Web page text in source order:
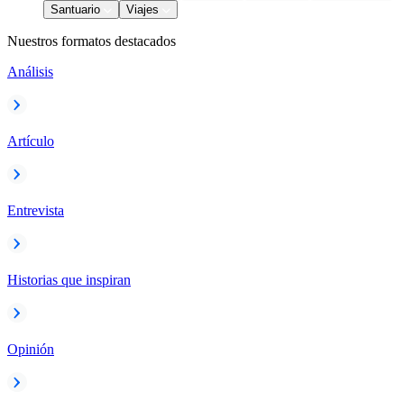
Santuario
Viajes
Nuestros formatos destacados
Análisis
Artículo
Entrevista
Historias que inspiran
Opinión